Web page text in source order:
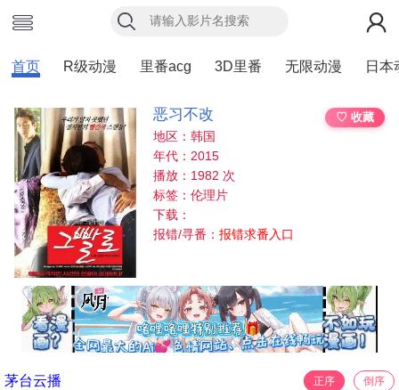
首页 R级动漫 里番acg 3D里番 无限动漫 日本
恶习不改
♡ 收藏
地区：韩国
年代：2015
播放：1982 次
标签：伦理片
下载：
报错/寻番：报错求番入口
茅台云播 正序 倒序